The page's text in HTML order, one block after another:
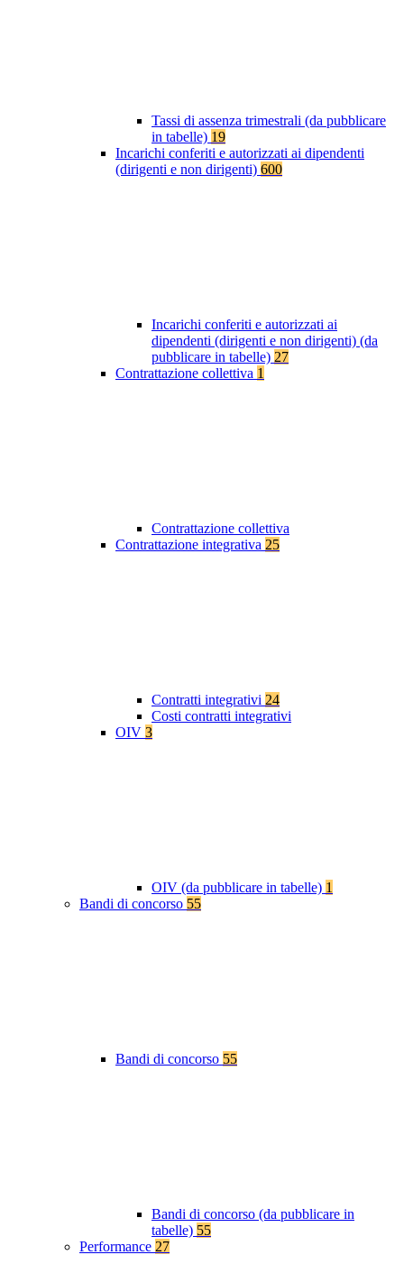
Tassi di assenza trimestrali (da pubblicare
in tabelle) 19
Incarichi conferiti e autorizzati ai dipendenti
(dirigenti e non dirigenti) 600
Incarichi conferiti e autorizzati ai
dipendenti (dirigenti e non dirigenti) (da
pubblicare in tabelle) 27
Contrattazione collettiva 1
Contrattazione collettiva
Contrattazione integrativa 25
Contratti integrativi 24
Costi contratti integrativi
OIV 3
OIV (da pubblicare in tabelle) 1
Bandi di concorso 55
Bandi di concorso 55
Bandi di concorso (da pubblicare in
tabelle) 55
Performance 27